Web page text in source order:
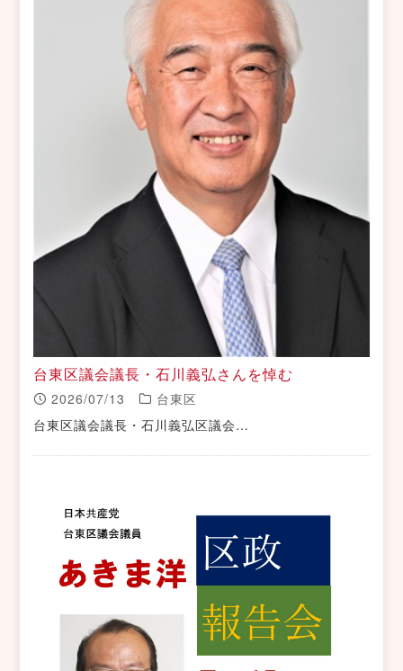
台東区議会議長・石川義弘さんを悼む
2026/07/13
台東区
台東区議会議長・石川義弘区議会…